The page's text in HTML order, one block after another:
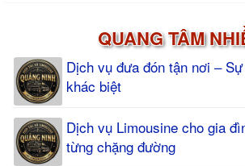
QUANG TÂM
Dịch vụ đưa đón tận nơi –
khác biệt
Dịch vụ Limousine cho gia
từng chặng đường